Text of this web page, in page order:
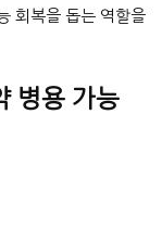
회복을 돕는 역할을
병용 가능